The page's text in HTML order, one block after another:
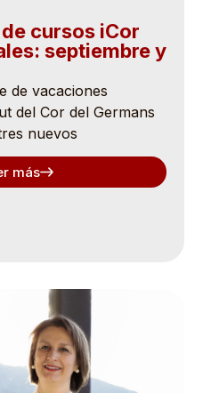
cursos iCor
septiembre y
de vacaciones
del Cor del Germans
nuevos
más